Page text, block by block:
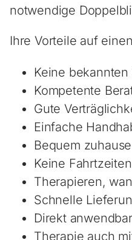
notwendige
Ihre Vorteile auf
Keine
Kompetente
Gute
Einfache
Bequem
Keine
Therapieren,
Schnelle
Direkt anwendbar
Therapie auch